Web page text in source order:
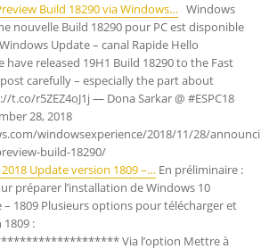
Build 18290 via Windows… Windows
nouvelle Build 18290 pour PC est disponible
Update – canal Rapide Hello
released 19H1 Build 18290 to the Fast
carefully – especially the part about
r5ZEZ4oJ1j — Dona Sarkar @ #ESPC18
28, 2018
windowsexperience/2018/11/28/
build-18290/
Update version 1809 –… En préliminaire :
préparer l’installation de Windows 10
1809 Plusieurs options pour télécharger et
:
Via l’option Mettre à